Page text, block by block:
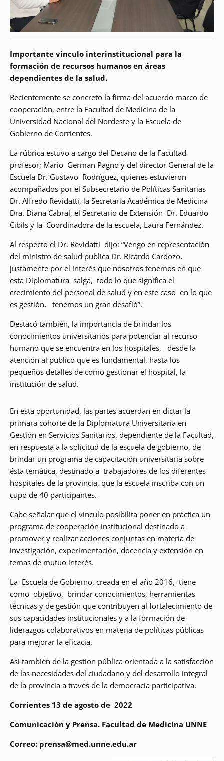
Importante vinculo interinstitucional para la
formación de recursos humanos en áreas
dependientes de la salud.
Recientemente se concretó la firma del acuerdo marco de
cooperación, entre la Facultad de Medicina de la
Universidad Nacional del Nordeste y la Escuela de
Gobierno de Corrientes.
La rúbrica estuvo a cargo del Decano de la Facultad
profesor; Mario German Pagno y del director General de la
Escuela Dr. Gustavo Rodríguez, quienes estuvieron
acompañados por el Subsecretario de Políticas Sanitarias
Dr. Alfredo Revidatti, la Secretaria Académica de Medicina
Dra. Diana Cabral, el Secretario de Extensión Dr. Eduardo
Cibils y la Coordinadora de la escuela, Laura Fernández.
Al respecto el Dr. Revidatti dijo: “Vengo en representación
del ministro de salud publica Dr. Ricardo Cardozo,
justamente por el interés que nosotros tenemos en que
esta Diplomatura salga, todo lo que significa el
crecimiento del personal de salud y en este caso en lo que
es gestión, tenemos un gran desafió”.
Destacó también, la importancia de brindar los
conocimientos universitarios para potenciar al recurso
humano que se encuentra en los hospitales, desde la
atención al publico que es fundamental, hasta los
pequeños detalles de como gestionar el hospital, la
institución de salud.
En esta oportunidad, las partes acuerdan en dictar la
primara cohorte de la Diplomatura Universitaria en
Gestión en Servicios Sanitarios, dependiente de la Facultad,
en respuesta a la solicitud de la escuela de gobierno, de
brindar un programa de capacitación universitaria sobre
ésta temática, destinado a trabajadores de los diferentes
hospitales de la provincia, que la escuela inscriba con un
cupo de 40 participantes.
Cabe señalar que el vínculo posibilita poner en práctica un
programa de cooperación institucional destinado a
promover y realizar acciones conjuntas en materia de
investigación, experimentación, docencia y extensión en
temas de mutuo interés.
La Escuela de Gobierno, creada en el año 2016, tiene
como objetivo, brindar conocimientos, herramientas
técnicas y de gestión que contribuyen al fortalecimiento de
sus capacidades institucionales y a la formación de
liderazgos colaborativos en materia de políticas públicas
para mejorar la eficacia.
Así también de la gestión pública orientada a la satisfacción
de las necesidades del ciudadano y del desarrollo integral
de la provincia a través de la democracia participativa.
Corrientes 13 de agosto de 2022
Comunicación y Prensa. Facultad de Medicina UNNE
Correo: prensa@med.unne.edu.ar